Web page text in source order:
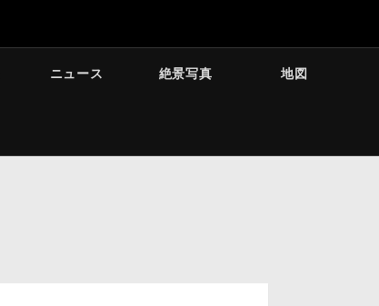
ニュース 絶景写真 地図